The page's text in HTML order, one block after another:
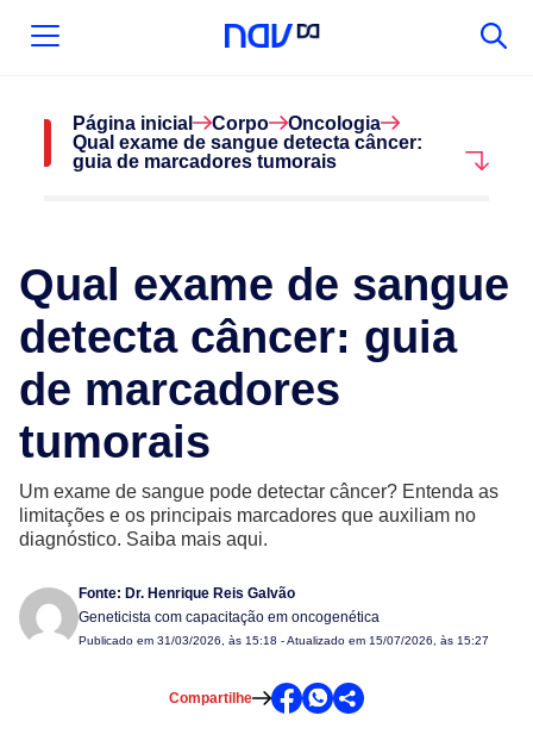
Página inicial Corpo
Oncologia
Qual exame de sangue detecta câncer:
guia de marcadores tumorais
Qual exame de sangue
detecta câncer: guia
de marcadores
tumorais
Um exame de sangue pode detectar câncer? Entenda as
limitações e os principais marcadores que auxiliam no
diagnóstico. Saiba mais aqui.
Fonte: Dr. Henrique Reis Galvão
Geneticista com capacitação em oncogenética
Publicado em 31/03/2026, às 15:18 - Atualizado em 15/07/2026, às 15:27
Compartilhe